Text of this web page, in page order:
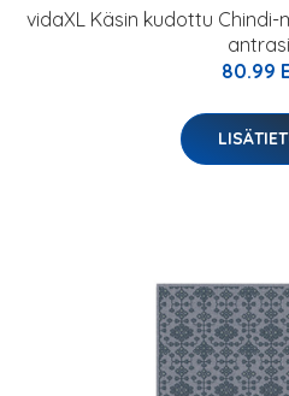
vidaXL Käsin kudottu Chindi-
80.99